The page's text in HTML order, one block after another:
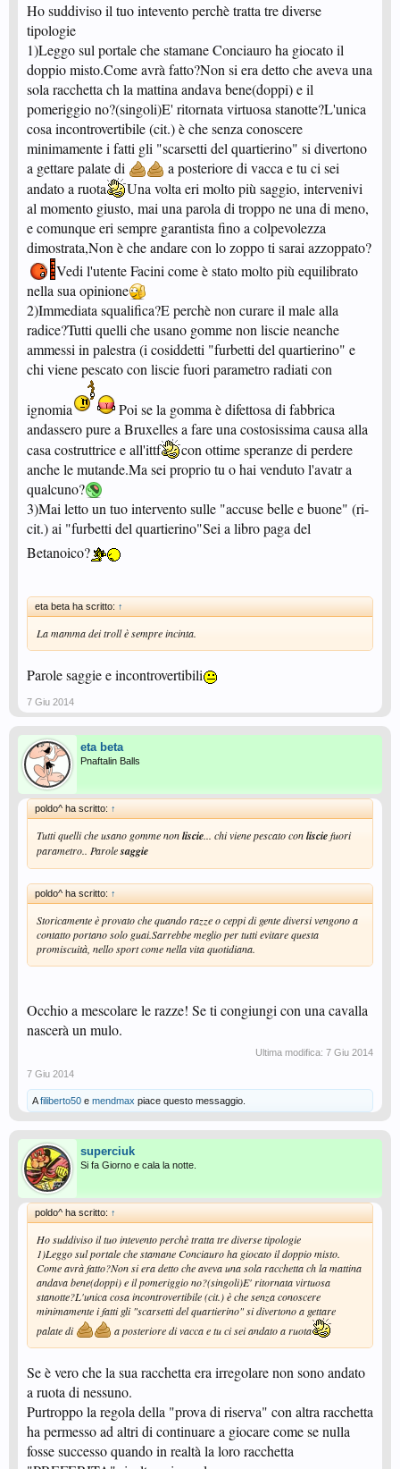
Per gli amanti del rischio delll'ultimo centesimo di millimetro, in caso di
irregolarità, sarei per la immediata squalifica senza passare da "prove di
riserva".
A questo punto chi fosse "pescato " fuori parametri non avrebbe scusanti se
non quelle di fare causa (reale) per difetto di fabbrica.
La stessa metodologia userei per "i fumi".
3)Queste invece sono accuse belle e buone che puoi in parte mitigare solo
dichiarando il tuo grado di "bravura".
Ho suddiviso il tuo intevento perchè tratta tre diverse
tipologie
1)Leggo sul portale che stamane Conciauro ha giocato il
doppio misto.Come avrà fatto?Non si era detto che aveva una
sola racchetta ch la mattina andava bene(doppi) e il
pomeriggio no?(singoli)E' ritornata virtuosa stanotte?L'unica
cosa incontrovertibile (cit.) è che senza conoscere
minimamente i fatti gli "scarsetti del quartierino" si divertono
a gettare palate di
a posteriore di vacca e tu ci sei
andato a ruota
Una volta eri molto più saggio, intervenivi
al momento giusto, mai una parola di troppo ne una di meno,
e comunque eri sempre garantista fino a colpevolezza
dimostrata,Non è che andare con lo zoppo ti sarai azzoppato?
Vedi l'utente Facini come è stato molto più equilibrato
nella sua opinione
2)Immediata squalifica?E perchè non curare il male alla
radice?Tutti quelli che usano gomme non liscie neanche
ammessi in palestra (i cosiddetti "furbetti del quartierino" e
chi viene pescato con liscie fuori parametro radiati con
ignomia
Poi se la gomma è difettosa di fabbrica
andassero pure a Bruxelles a fare una costosissima causa alla
casa costruttrice e all'ittf
con ottime speranze di perdere
anche le mutande.Ma sei proprio tu o hai venduto l'avatr a
qualcuno?
3)Mai letto un tuo intervento sulle "accuse belle e buone" (ri-
cit.) ai "furbetti del quartierino"Sei a libro paga del
Betanoico?
eta beta ha scritto: ↑
La mamma dei troll è sempre incinta.
Parole saggie e incontrovertibili
7 Giu 2014
eta beta
Pnaftalin Balls
poldo^ ha scritto: ↑
Tutti quelli che usano gomme nonliscie... chi viene pescato conlisciefuori
parametro.. Parolesaggie
poldo^ ha scritto: ↑
Storicamente è provato che quando razze o ceppi di gente diversi vengono a
contatto portano solo guai.Sarrebbe meglio per tutti evitare questa
promiscuità, nello sport come nella vita quotidiana.
Occhio a mescolare le razze! Se ti congiungi con una cavalla
nascerà un mulo.
Ultima modifica: 7 Giu 2014
7 Giu 2014
Afiliberto50 e mendmax piace questo messaggio.
superciuk
Si fa Giorno e cala la notte.
poldo^ ha scritto: ↑
Ho suddiviso il tuo intevento perchè tratta tre diverse tipologie
1)Leggo sul portale che stamane Conciauro ha giocato il doppio misto.
Come avrà fatto?Non si era detto che aveva una sola racchetta ch la mattina
andava bene(doppi) e il pomeriggio no?(singoli)E' ritornata virtuosa
stanotte?L'unica cosa incontrovertibile (cit.) è che senza conoscere
minimamente i fatti gli "scarsetti del quartierino" si divertono a gettare
palate di
a posteriore di vacca e tu ci sei andato a ruota
Se è vero che la sua racchetta era irregolare non sono andato
a ruota di nessuno.
Purtroppo la regola della "prova di riserva" con altra racchetta
ha permesso ad altri di continuare a giocare come se nulla
fosse successo quando in realtà la loro racchetta